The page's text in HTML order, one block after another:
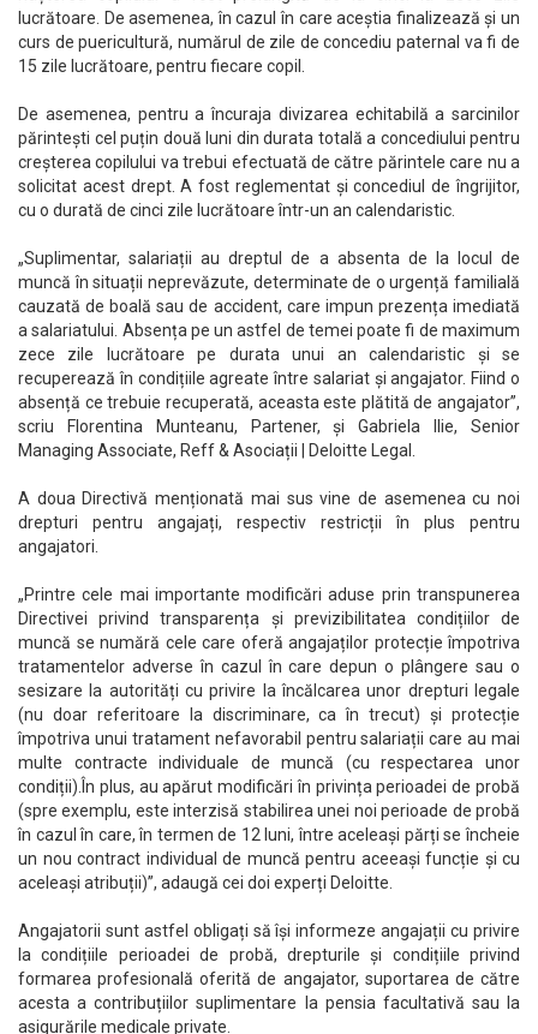
lucrătoare. De asemenea, în cazul în care aceștia finalizează și un
curs de puericultură, numărul de zile de concediu paternal va fi de
15 zile lucrătoare, pentru fiecare copil.
De asemenea, pentru a încuraja divizarea echitabilă a sarcinilor
părintești cel puțin două luni din durata totală a concediului pentru
creșterea copilului va trebui efectuată de către părintele care nu a
solicitat acest drept. A fost reglementat și concediul de îngrijitor,
cu o durată de cinci zile lucrătoare într-un an calendaristic.
„Suplimentar, salariații au dreptul de a absenta de la locul de
muncă în situații neprevăzute, determinate de o urgență familială
cauzată de boală sau de accident, care impun prezența imediată
a salariatului. Absența pe un astfel de temei poate fi de maximum
zece zile lucrătoare pe durata unui an calendaristic și se
recuperează în condițiile agreate între salariat și angajator. Fiind o
absență ce trebuie recuperată, aceasta este plătită de angajator”,
scriu Florentina Munteanu, Partener, și Gabriela Ilie, Senior
Managing Associate, Reff & Asociații | Deloitte Legal.
A doua Directivă menționată mai sus vine de asemenea cu noi
drepturi pentru angajați, respectiv restricții în plus pentru
angajatori.
„Printre cele mai importante modificări aduse prin transpunerea
Directivei privind transparența și previzibilitatea condițiilor de
muncă se numără cele care oferă angajaților protecție împotriva
tratamentelor adverse în cazul în care depun o plângere sau o
sesizare la autorități cu privire la încălcarea unor drepturi legale
(nu doar referitoare la discriminare, ca în trecut) și protecție
împotriva unui tratament nefavorabil pentru salariații care au mai
multe contracte individuale de muncă (cu respectarea unor
condiții).În plus, au apărut modificări în privința perioadei de probă
(spre exemplu, este interzisă stabilirea unei noi perioade de probă
în cazul în care, în termen de 12 luni, între aceleași părți se încheie
un nou contract individual de muncă pentru aceeași funcție și cu
aceleași atribuții)”, adaugă cei doi experți Deloitte.
Angajatorii sunt astfel obligați să își informeze angajații cu privire
la condițiile perioadei de probă, drepturile și condițiile privind
formarea profesională oferită de angajator, suportarea de către
acesta a contribuțiilor suplimentare la pensia facultativă sau la
asigurările medicale private.